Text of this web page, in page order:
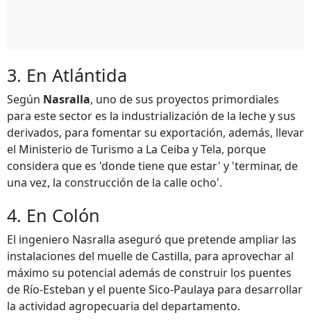
3. En Atlántida
Según Nasralla, uno de sus proyectos primordiales
para este sector es la industrialización de la leche y sus
derivados, para fomentar su exportación, además, llevar
el Ministerio de Turismo a La Ceiba y Tela, porque
considera que es 'donde tiene que estar' y 'terminar, de
una vez, la construcción de la calle ocho'.
4. En Colón
El ingeniero Nasralla aseguró que pretende ampliar las
instalaciones del muelle de Castilla, para aprovechar al
máximo su potencial además de construir los puentes
de Río-Esteban y el puente Sico-Paulaya para desarrollar
la actividad agropecuaria del departamento.